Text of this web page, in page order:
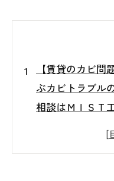
【賃貸のカビ
ぶカビトラブル
相談はＭＩＳＴ
賃貸住宅で起き